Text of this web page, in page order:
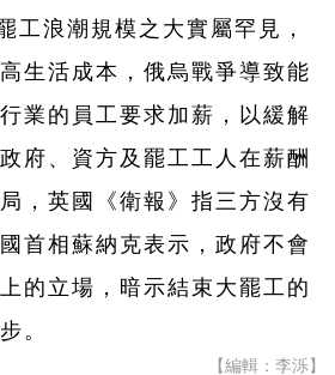
工浪潮規模之大實屬罕見，
生活成本，俄烏戰爭導致能
業的員工要求加薪，以緩解
府、資方及罷工工人在薪酬
，英國《衛報》指三方沒有
首相蘇納克表示，政府不會
的立場，暗示結束大罷工的
。
【編輯：李泺】